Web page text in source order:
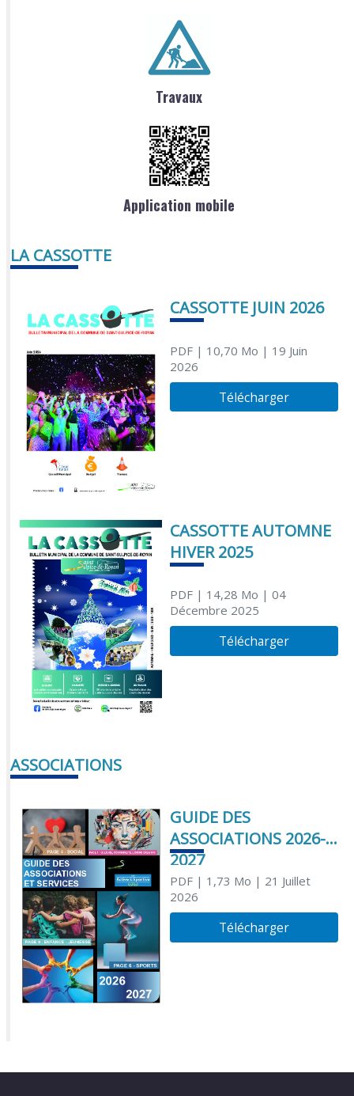
Travaux
Application mobile
LA CASSOTTE
CASSOTTE JUIN 2026
PDF| 10,70 Mo | 19 Juin
2026
Télécharger
CASSOTTE AUTOMNE
HIVER 2025
PDF| 14,28 Mo | 04
Décembre 2025
Télécharger
ASSOCIATIONS
GUIDE DES
ASSOCIATIONS 2026-
2027
PDF| 1,73 Mo | 21 Juillet
2026
Télécharger